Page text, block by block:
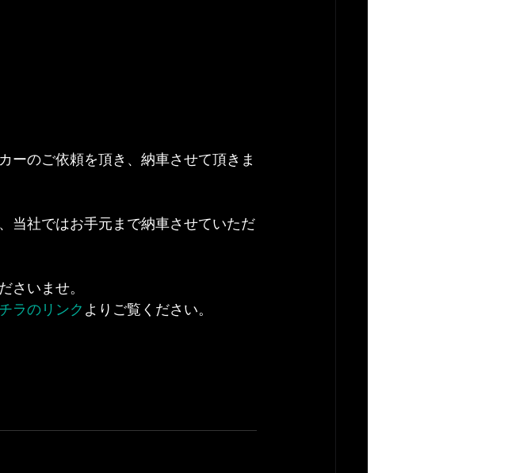
ーのご依頼を頂き、納車させて頂きま
当社ではお手元まで納車させていただ
さいませ。
ラのリンク よりご覧ください。